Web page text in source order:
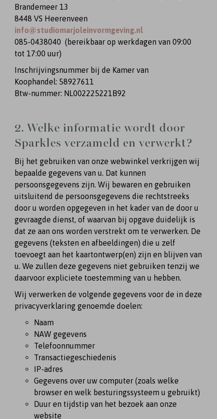
Brandemeer 13
8448 VS Heerenveen
info@studiomarjoleinvormgeving.nl
085-0438040 (bereikbaar op werkdagen van 09:00
tot 17:00 uur)
Inschrijvingsnummer bij de Kamer van
Koophandel: 58927611
Btw-nummer: NL002225221B92
2. Welke informatie wordt door
Sparkles verzameld en verwerkt?
Bij het gebruiken van onze webwinkel verkrijgen wij
bepaalde gegevens van u. Dat kunnen
persoonsgegevens zijn. Wij bewaren en gebruiken
uitsluitend de persoonsgegevens die rechtstreeks
door u worden opgegeven in het kader van de door u
gevraagde dienst, of waarvan bij opgave duidelijk is
dat ze aan ons worden verstrekt om te verwerken. De
gegevens (teksten en afbeeldingen) die u zelf
toevoegt aan het kaartontwerp(en) zijn en blijven van
u. We zullen deze gegevens niet gebruiken tenzij we
daarvoor expliciete toestemming van u hebben.
Wij verwerken de volgende gegevens voor de in deze
privacyverklaring genoemde doelen:
Naam
NAW gegevens
Telefoonnummer
Transactiegeschiedenis
IP-adres
Gegevens over uw computer (zoals welke
browser en welk besturingssysteem u gebruikt)
Duur en tijdstip van het bezoek aan onze
website